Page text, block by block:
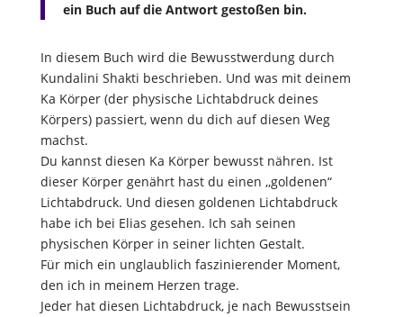
ein Buch auf die Antwort gestoßen bin.
In diesem Buch wird die Bewusstwerdung durch
Kundalini Shakti beschrieben. Und was mit deinem
Ka Körper (der physische Lichtabdruck deines
Körpers) passiert, wenn du dich auf diesen Weg
machst.
Du kannst diesen Ka Körper bewusst nähren. Ist
dieser Körper genährt hast du einen ,,goldenen“
Lichtabdruck. Und diesen goldenen Lichtabdruck
habe ich bei Elias gesehen. Ich sah seinen
physischen Körper in seiner lichten Gestalt.
Für mich ein unglaublich faszinierender Moment,
den ich in meinem Herzen trage.
Jeder hat diesen Lichtabdruck, je nach Bewusstsein